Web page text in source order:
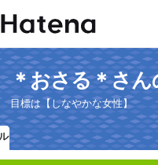
＊おさる＊さ
目標は【しなやかな女性】